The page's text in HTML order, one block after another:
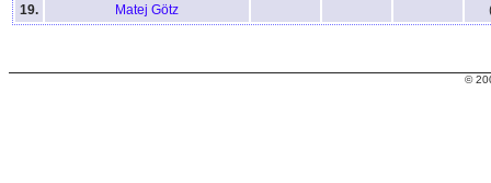
19.
Matej Götz
©